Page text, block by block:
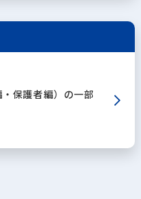
・保護者編）の一部